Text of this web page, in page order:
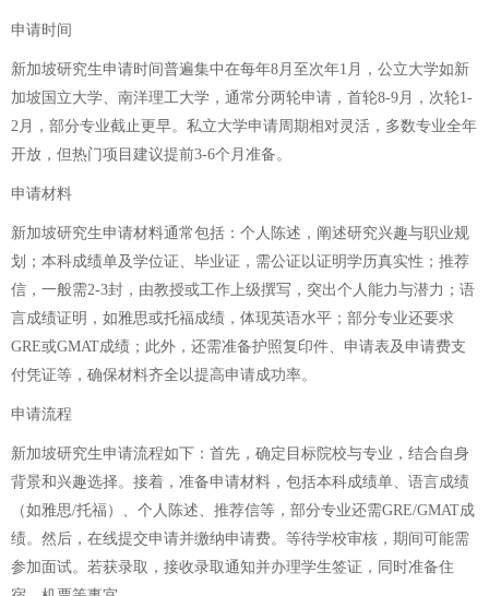
申请时间
新加坡研究生申请时间普遍集中在每年8月至次年1月，公立大学如新
加坡国立大学、南洋理工大学，通常分两轮申请，首轮8-9月，次轮1-
2月，部分专业截止更早。私立大学申请周期相对灵活，多数专业全年
开放，但热门项目建议提前3-6个月准备。
申请材料
新加坡研究生申请材料通常包括：个人陈述，阐述研究兴趣与职业规
划；本科成绩单及学位证、毕业证，需公证以证明学历真实性；推荐
信，一般需2-3封，由教授或工作上级撰写，突出个人能力与潜力；语
言成绩证明，如雅思或托福成绩，体现英语水平；部分专业还要求
GRE或GMAT成绩；此外，还需准备护照复印件、申请表及申请费支
付凭证等，确保材料齐全以提高申请成功率。
申请流程
新加坡研究生申请流程如下：首先，确定目标院校与专业，结合自身
背景和兴趣选择。接着，准备申请材料，包括本科成绩单、语言成绩
（如雅思/托福）、个人陈述、推荐信等，部分专业还需GRE/GMAT成
绩。然后，在线提交申请并缴纳申请费。等待学校审核，期间可能需
参加面试。若获录取，接收录取通知并办理学生签证，同时准备住